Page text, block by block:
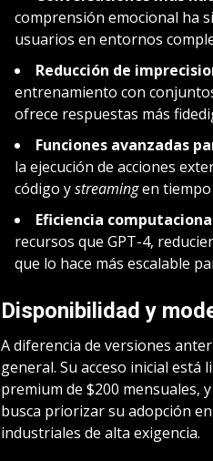
comprensión emocional ha
usuarios en entornos
Reducción de
entrenamiento con
ofrece respuestas más
Funciones avanzadas
la ejecución de acciones
código ystreamingen tiempo
Eficiencia
recursos que GPT-4,
que lo hace más escalable
Disponibilidad y
A diferencia de versiones
general. Su acceso inicial
premium de $200 mensuales,
busca priorizar su adopción
industriales de alta exigencia.